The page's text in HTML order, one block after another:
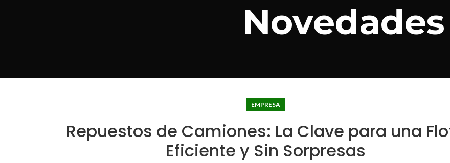
Novedades
EMPRESA
Repuestos de Camiones: La Clave para una
Eficiente y Sin Sorpresas